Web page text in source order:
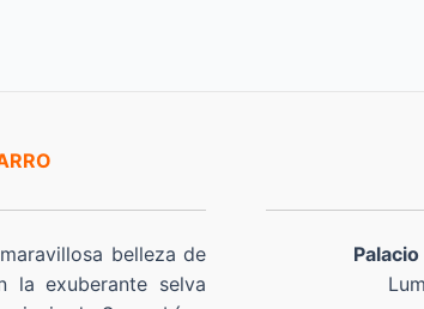
belleza de
la exuberante selva